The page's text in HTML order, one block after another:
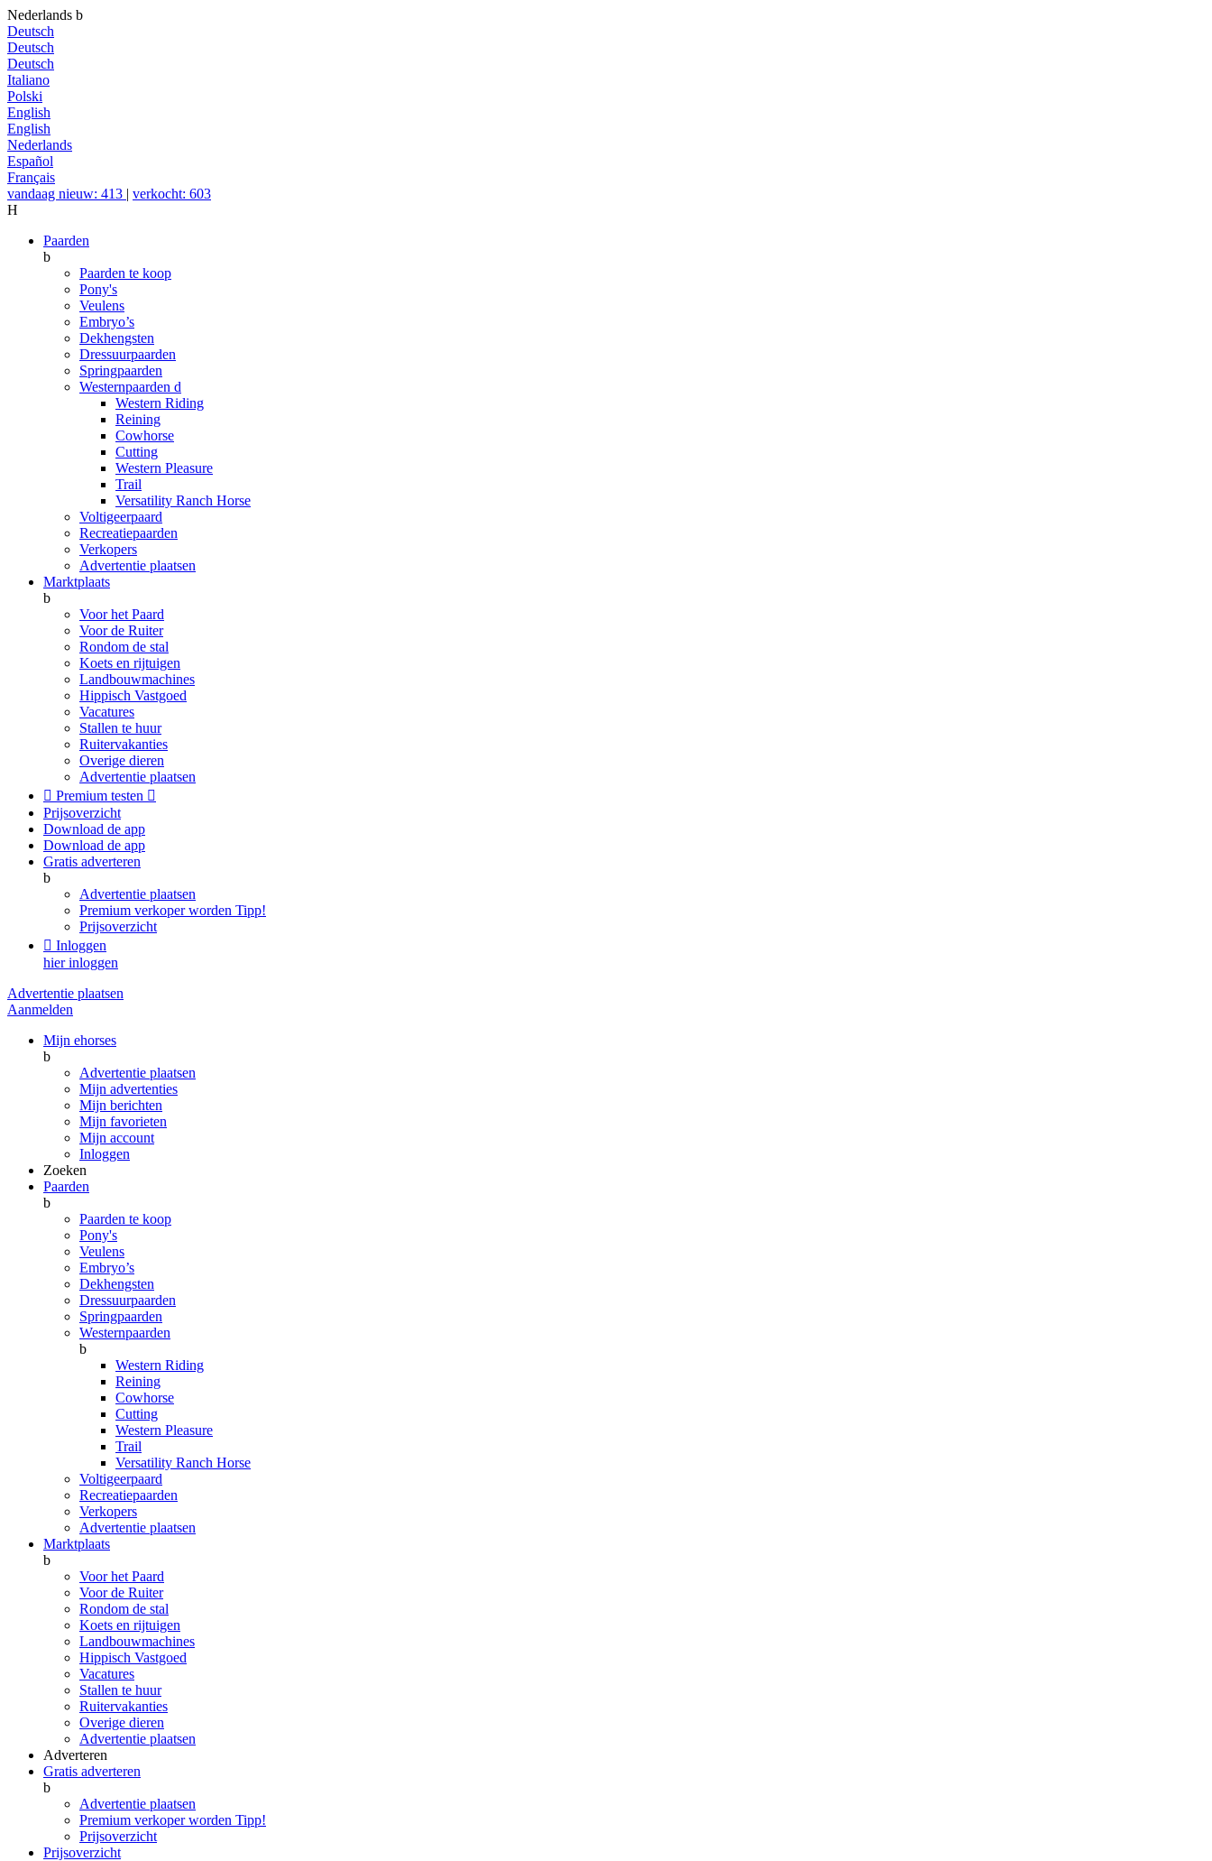
Nederlands b
Deutsch
Deutsch
Deutsch
Italiano
Polski
English
English
Nederlands
Español
Français
vandaag nieuw: 413 | verkocht: 603
H
Paarden
b
Paarden te koop
Pony's
Veulens
Embryo’s
Dekhengsten
Dressuurpaarden
Springpaarden
Westernpaarden d
Western Riding
Reining
Cowhorse
Cutting
Western Pleasure
Trail
Versatility Ranch Horse
Voltigeerpaard
Recreatiepaarden
Verkopers
Advertentie plaatsen
Marktplaats
b
Voor het Paard
Voor de Ruiter
Rondom de stal
Koets en rijtuigen
Landbouwmachines
Hippisch Vastgoed
Vacatures
Stallen te huur
Ruitervakanties
Overige dieren
Advertentie plaatsen
 Premium testen 
Prijsoverzicht
Download de app
Download de app
Gratis adverteren
b
Advertentie plaatsen
Premium verkoper worden Tipp!
Prijsoverzicht
 Inloggen
hier inloggen
Advertentie plaatsen
Aanmelden
Mijn ehorses
b
Advertentie plaatsen
Mijn advertenties
Mijn berichten
Mijn favorieten
Mijn account
Inloggen
Zoeken
Paarden
b
Paarden te koop
Pony's
Veulens
Embryo’s
Dekhengsten
Dressuurpaarden
Springpaarden
Westernpaarden
b
Western Riding
Reining
Cowhorse
Cutting
Western Pleasure
Trail
Versatility Ranch Horse
Voltigeerpaard
Recreatiepaarden
Verkopers
Advertentie plaatsen
Marktplaats
b
Voor het Paard
Voor de Ruiter
Rondom de stal
Koets en rijtuigen
Landbouwmachines
Hippisch Vastgoed
Vacatures
Stallen te huur
Ruitervakanties
Overige dieren
Advertentie plaatsen
Adverteren
Gratis adverteren
b
Advertentie plaatsen
Premium verkoper worden Tipp!
Prijsoverzicht
Prijsoverzicht